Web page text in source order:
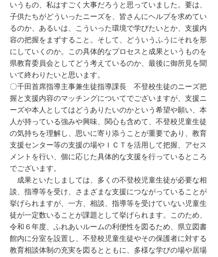
いうもの、私はすごく大事だろうと思っていました。要は、
子供たちがどういったニーズを、皆さんにヘルプを求めてい
るのか、あるいは、こういった環境で学びたいとか、支援内
容の把握をまずすること。そして、どういうふうにそれを形
にしていくのか。この具体的なプロセスと成果というものを
県教育委員会としてどう考えているのか、最後に御所見を聞
いて終わりたいと思います。
〇千田首席指導主事兼生徒指導課長 不登校生徒のニーズ把
握と支援内容のマッチングについてでございますが、支援ニ
ーズや本人としてはどうありたいのかという希望や願い、本
人が持っている強みや興味、関心も含めて、不登校児童生徒
の気持ちを理解し、思いに寄り添うことが重要であり、教育
支援センター等の支援の場やＩＣＴを活用して把握、アセス
メントを行い、個に応じた具体的な支援を行っているところ
でございます。
成果といたしましては、多くの不登校児童生徒が必要な相
談、指導等を受け、さまざまな支援につながっていることが
挙げられますが、一方、相談、指導等を受けていない児童生
徒が一定数いることが課題として挙げられます。このため、
令和６年度、ふれあいルームの利便性を図るため、県立図書
館内に分室を設置し、不登校児童生徒やその保護者に対する
教育相談体制の充実を図るとともに、多様な学びの場や居場